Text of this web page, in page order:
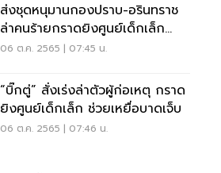
ส่งชุดหนุมานกองปราบ-อรินทราช
ล่าคนร้ายกราดยิงศูนย์เด็กเล็ก
หนองบัวลำภู
06 ต.ค. 2565 | 07:45 น.
“บิ๊กตู่” สั่งเร่งล่าตัวผู้ก่อเหตุ กราด
ยิงศูนย์เด็กเล็ก ช่วยเหยื่อบาดเจ็บ
06 ต.ค. 2565 | 07:46 น.